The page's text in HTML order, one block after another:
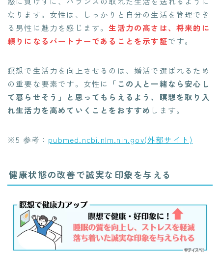
なります。女性は、しっかりと自分の生活を管理でき
る男性に魅力を感じます。生活力の高さは、将来的に
頼りになるパートナーであることを示す証です。
瞑想で生活力を向上させるのは、婚活で選ばれるため
の重要な要素です。女性に
「この人と一緒なら安心し
て暮らせそう」と思ってもらえるよう、瞑想を取り入
れ生活力を高めていくことをおすすめ します。
※5 参考： pubmed.ncbi.nlm.nih.gov(外部サイト)
健康状態の改善で誠実な印象を与える